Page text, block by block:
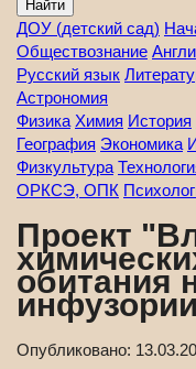
ДОУ (детский сад)
Обществознание
Русский язык
Астрономия
Физика Химия История
География Экономика
Физкультура
ОРКСЭ, ОПК
Проект
обитания
Опубликовано: